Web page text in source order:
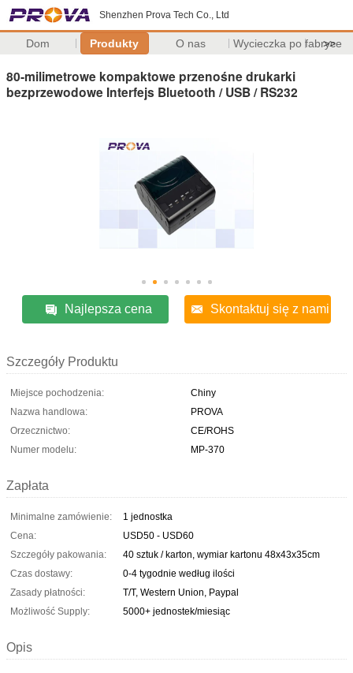
Shenzhen Prova Tech Co., Ltd
Dom Produkty O nas Wycieczka po fabryce
>>
80-milimetrowe kompaktowe przenośne drukarki
bezprzewodowe Interfejs Bluetooth / USB / RS232
Najlepsza cena Skontaktuj się z nami
Szczegóły Produktu
Miejsce pochodzenia:
Chiny
Nazwa handlowa:
PROVA
Orzecznictwo:
CE/ROHS
Numer modelu:
MP-370
Zapłata
Minimalne zamówienie:
1 jednostka
Cena:
USD50 - USD60
Szczegóły pakowania:
40 sztuk / karton, wymiar kartonu 48x43x35cm
Czas dostawy:
0-4 tygodnie według ilości
Zasady płatności:
T/T, Western Union, Paypal
Możliwość Supply:
5000+ jednostek/miesiąc
Opis